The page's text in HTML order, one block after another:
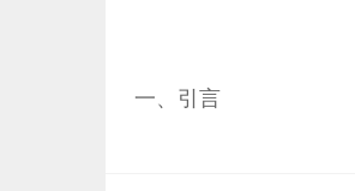
（一）美观的界面设计
美观的界面设计并非
一、引言